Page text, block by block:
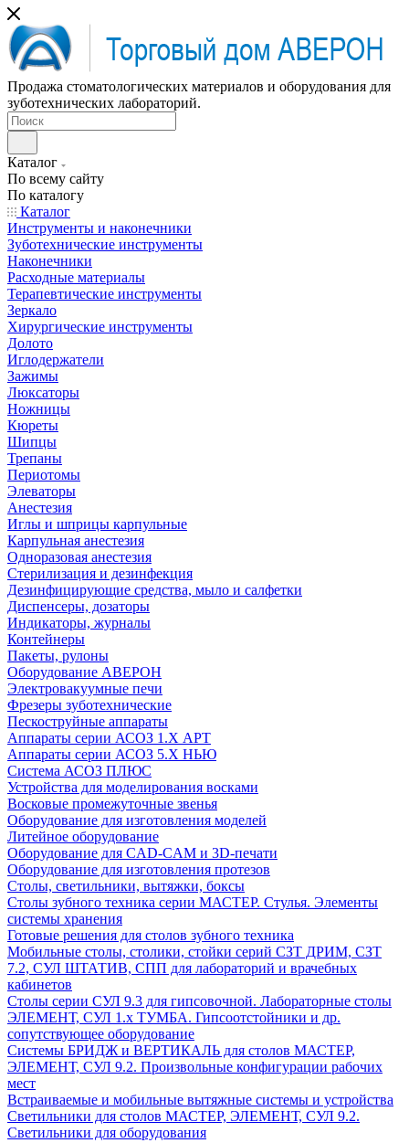
Продажа стоматологических материалов и оборудования для
зуботехнических лабораторий.
Каталог
По всему сайту
По каталогу
Каталог
Инструменты и наконечники
Зуботехнические инструменты
Наконечники
Расходные материалы
Терапевтические инструменты
Зеркало
Хирургические инструменты
Долото
Иглодержатели
Зажимы
Люксаторы
Ножницы
Кюреты
Шипцы
Трепаны
Периотомы
Элеваторы
Анестезия
Иглы и шприцы карпульные
Карпульная анестезия
Одноразовая анестезия
Стерилизация и дезинфекция
Дезинфицирующие средства, мыло и салфетки
Диспенсеры, дозаторы
Индикаторы, журналы
Контейнеры
Пакеты, рулоны
Оборудование АВЕРОН
Электровакуумные печи
Фрезеры зуботехнические
Пескоструйные аппараты
Аппараты серии АСОЗ 1.Х АРТ
Аппараты серии АСОЗ 5.Х НЬЮ
Система АСОЗ ПЛЮС
Устройства для моделирования восками
Восковые промежуточные звенья
Оборудование для изготовления моделей
Литейное оборудование
Оборудование для CAD-CAM и 3D-печати
Оборудование для изготовления протезов
Cтолы, светильники, вытяжки, боксы
Столы зубного техника серии МАСТЕР. Стулья. Элементы
системы хранения
Готовые решения для столов зубного техника
Мобильные столы, столики, стойки серий СЗТ ДРИМ, СЗТ
7.2, СУЛ ШТАТИВ, СПП для лабораторий и врачебных
кабинетов
Столы серии СУЛ 9.3 для гипсовочной. Лабораторные столы
ЭЛЕМЕНТ, СУЛ 1.х ТУМБА. Гипсоотстойники и др.
сопутствующее оборудование
Системы БРИДЖ и ВЕРТИКАЛЬ для столов МАСТЕР,
ЭЛЕМЕНТ, СУЛ 9.2. Произвольные конфигурации рабочих
мест
Встраиваемые и мобильные вытяжные системы и устройства
Светильники для столов МАСТЕР, ЭЛЕМЕНТ, СУЛ 9.2.
Светильники для оборудования